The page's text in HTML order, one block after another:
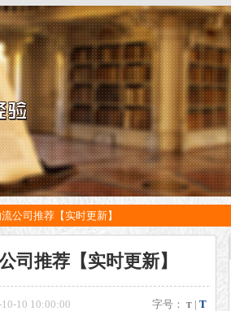
制物流 上海石家庄太原综合专业定制物流
公司推荐【实时更新】
司推荐【实时更新】
字号： T | T
10 10:00:00